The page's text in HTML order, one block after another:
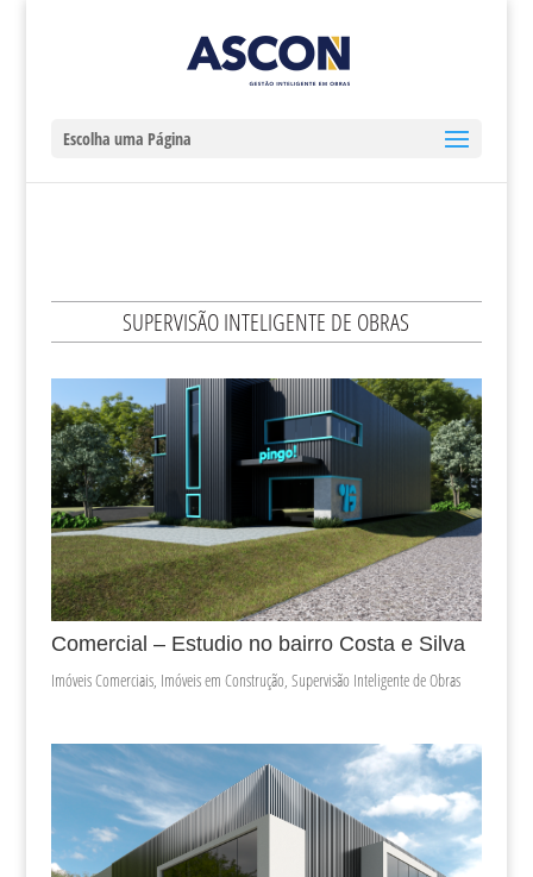
Escolha uma Página
SUPERVISÃO INTELIGENTE DE OBRAS
Comercial – Estudio no bairro Costa e Silva
Imóveis Comerciais, Imóveis em Construção, Supervisão Inteligente de Obras